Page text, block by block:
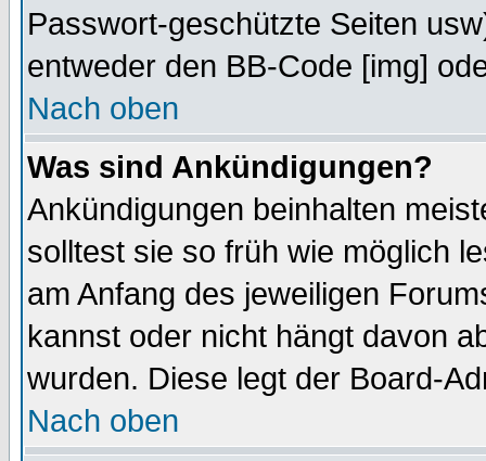
Passwort-geschützte Seiten
entweder den BB-Code [img]
Nach oben
Was sind Ankündigungen?
Ankündigungen beinhalten
solltest sie so früh wie möglich
am Anfang des jeweiligen
kannst oder nicht hängt davon
wurden. Diese legt der Board-
Nach oben